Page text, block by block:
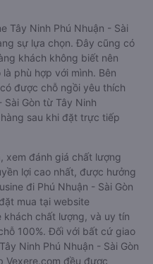
Tây Ninh Phú Nhuận - Sài
sự lựa chọn. Đây cũng có
khách không biết nên
phù hợp với mình. Bên
được chỗ ngồi yêu thích
Gòn từ Tây Ninh
sau khi đặt trực tiếp
xem đánh giá chất lượng
lợi cao nhất, được hưởng
đi Phú Nhuận - Sài Gòn
mua tại website
chất lượng, và uy tín
100%. Đối với bất cứ giao
Ninh Phú Nhuận - Sài Gòn
Vexere.com đều được